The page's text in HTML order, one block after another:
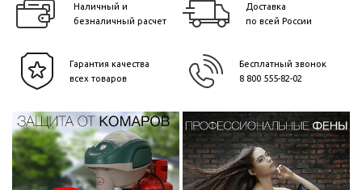
Наличный и
безналичный расчет
Доставка
по всей России
Гарантия качества
всех товаров
Бесплатный звонок
8 800 555-82-02